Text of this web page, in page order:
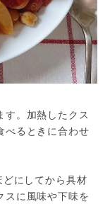
す。加熱したクス
べるときに合わせ
にしてから具材
スに風味や下味を